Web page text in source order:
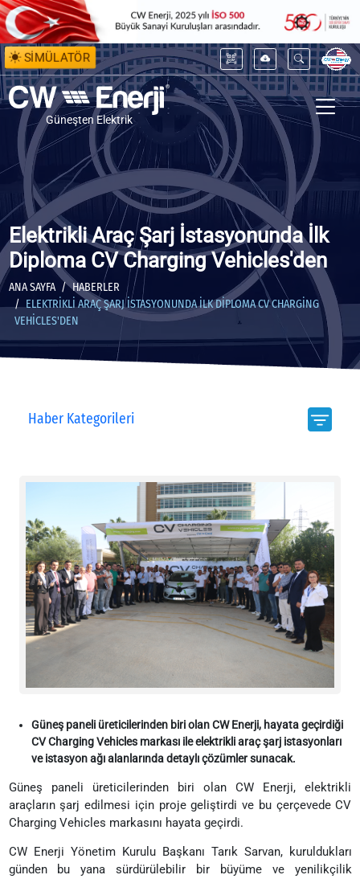
SİMÜLATÖR
Güneşten Elektrik
Elektrikli Araç Şarj İstasyonunda İlk
Diploma CV Charging Vehicles'den
ANA SAYFA
HABERLER
ELEKTRIKLI ARAÇ ŞARJ İSTASYONUNDA İLK DIPLOMA CV CHARGING
VEHICLES'DEN
Haber Kategorileri
Güneş paneli üreticilerinden biri olan CW Enerji, hayata geçirdiği
CV Charging Vehicles markası ile elektrikli araç şarj istasyonları
ve istasyon ağı alanlarında detaylı çözümler sunacak.
Güneş paneli üreticilerinden biri olan CW Enerji, elektrikli
araçların şarj edilmesi için proje geliştirdi ve bu çerçevede CV
Charging Vehicles markasını hayata geçirdi.
CW Enerji Yönetim Kurulu Başkanı Tarık Sarvan, kuruldukları
günden bu yana sürdürülebilir bir büyüme ve yenilikçilik